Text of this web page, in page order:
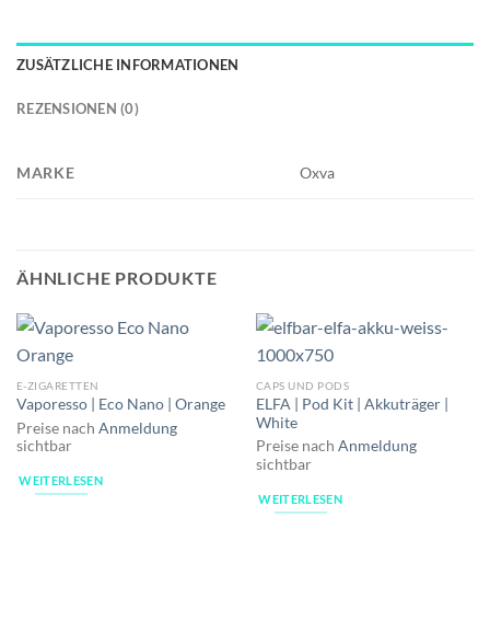
ZUSÄTZLICHE INFORMATIONEN
REZENSIONEN (0)
MARKE Oxva
ÄHNLICHE PRODUKTE
E-ZIGARETTEN
Vaporesso | Eco Nano | Orange
Preise nach Anmeldung
sichtbar
WEITERLESEN
CAPS UND PODS
ELFA | Pod Kit | Akkuträger |
White
Preise nach Anmeldung
sichtbar
WEITERLESEN